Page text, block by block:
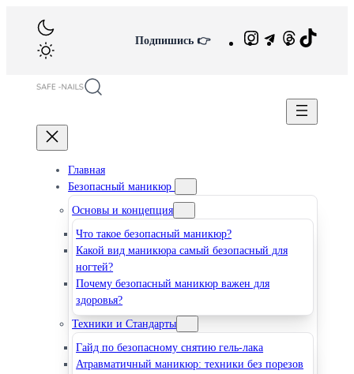
содержимому
Подпишись 👉 Instagram
Telegram
ПотокиTikTok
Главная
Безопасный маникюр
Основы и концепция
Что такое безопасный маникюр?
Какой вид маникюра самый безопасный для
ногтей?
Почему безопасный маникюр важен для
здоровья?
Техники и Стандарты
Гайд по безопасному снятию гель-лака
Атравматичный маникюр: техники без порезов